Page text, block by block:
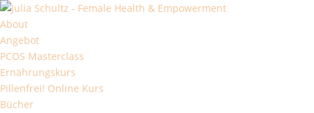
About
Angebot
PCOS Masterclass
Ernährungskurs
Pillenfrei! Online Kurs
Bücher